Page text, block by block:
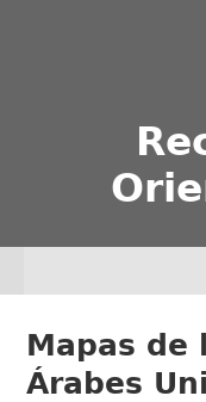
Mapas de
Árabes